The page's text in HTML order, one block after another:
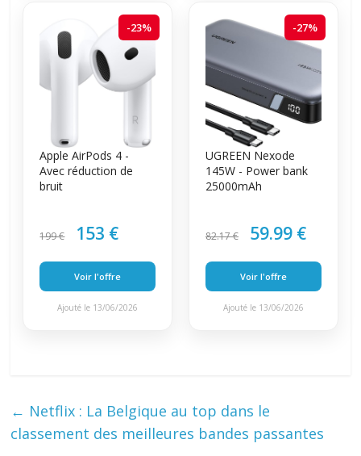
-23%
Apple AirPods 4 -
Avec réduction de
bruit
199 € 153 €
Voir l'offre
Ajouté le 13/06/2026
-27%
UGREEN Nexode
145W - Power bank
25000mAh
82.17 € 59.99 €
Voir l'offre
Ajouté le 13/06/2026
← Netflix : La Belgique au top dans le
classement des meilleures bandes passantes